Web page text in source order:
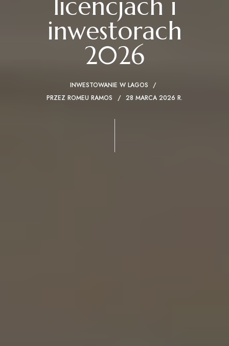
licencjach i
inwestorach
2026
INWESTOWANIE W LAGOS
PRZEZ ROMEU RAMOS 28 MARCA 2026 R.